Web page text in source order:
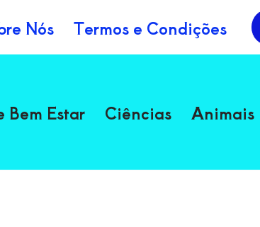
Nós Termos e Condições
Bem Estar Ciências Animais